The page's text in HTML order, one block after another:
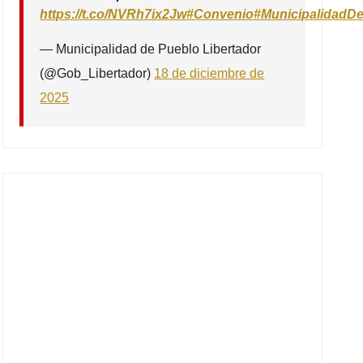
https://t.co/NVRh7ix2Jw#Convenio
— Municipalidad de Pueblo Libertador
(@Gob_Libertador) 18 de diciembre de
2025